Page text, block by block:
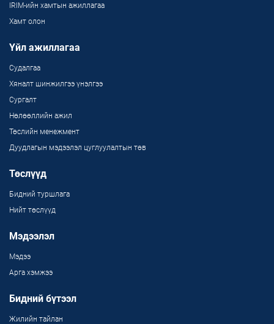
IRIM-ийн хамтын ажиллагаа
Хамт олон
Үйл ажиллагаа
Судалгаа
Хяналт шинжилгээ үнэлгээ
Сургалт
Нөлөөллийн ажил
Төслийн менежмент
Дуудлагын мэдээлэл цуглуулалтын төв
Төслүүд
Бидний туршлага
Нийт төслүүд
Мэдээлэл
Мэдээ
Арга хэмжээ
Бидний бүтээл
Жилийн тайлан